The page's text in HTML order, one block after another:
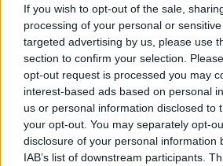
If you wish to opt-out of the sale,
processing of your personal or
targeted advertising by us, please use
section to confirm your selection.
opt-out request is processed you may
interest-based ads based on personal
us or personal information disclosed to
your opt-out. You may separately opt-
disclosure of your personal information
IAB’s list of downstream participants.
του τέταρτου και πέμπτου έτους
σπουδών Α’ κύκλου στις
με διενέργεια self-test μία φορά
Επανέναρξη τωνεργαστηριακών
Κέντρα Δια Βίου Μάθησης (Ι και ΙΙ)
διενέργειαself-testμία φορά την
Παράλληλα, εξακολουθούν να